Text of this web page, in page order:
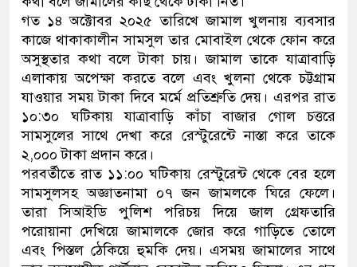
গত ১৪ অক্টোবর ২০২৫ তারিখে জামাল খুলনায় ব্যবসার
কাজে থাকাকালীন সামসুল তার মোবাইল থেকে ফোন করে
অসুস্থতার কথা বলে টাকা চায়। জামাল তাকে যাত্রাবাড়ি
এলাকায় অপেক্ষা করতে বলে এবং খুলনা থেকে চট্টগ্রাম
যাওয়ার সময় টাকা দিবে মর্মে প্রতিশ্রুতি দেয়। এরপর রাত
১০:৩০ ঘটিকায় যাত্রাবাড়ি কাঁচা বাজার গোল চত্তরে
সামসুলের সাথে দেখা করে রেস্টুরেন্টে নাস্তা করে তাকে
২,০০০ টাকা প্রদান করে।
পরবর্তীতে রাত ১১:০০ ঘটিকায় রেস্টুরেন্ট থেকে বের হলে
সামসুলসহ অজ্ঞাতনামা ০৭ জন জামলকে ঘিরে ফেলে।
তারা সিআইডি পুলিশ পরিচয় দিয়ে জাল গ্রেফতারি
পরোয়ানা দেখিয়ে জামালকে জোর করে গাড়িতে তোলে
এবং পিস্তল ঠেকিয়ে হুমকি দেয়। এসময় জামালের সাথে